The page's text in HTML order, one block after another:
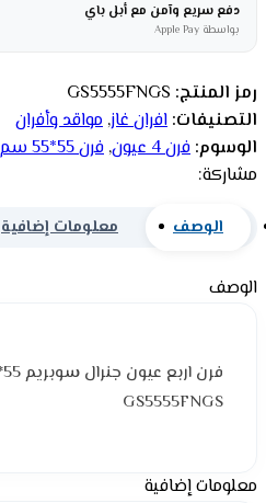
دفع سريع وآمن مع أبل باي
بواسطة Apple Pay
رمز المنتج: GS5555FNGS
التصنيفات: افران غاز, مواقد وأفران
الوسوم: فرن 4 عيون , فرن 55*55 سم
مشاركة:
الوصف معلومات إضافية
الوصف
GS5555FNGS
معلومات إضافية